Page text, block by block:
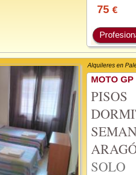
75 €
Alquileres en
MOTO